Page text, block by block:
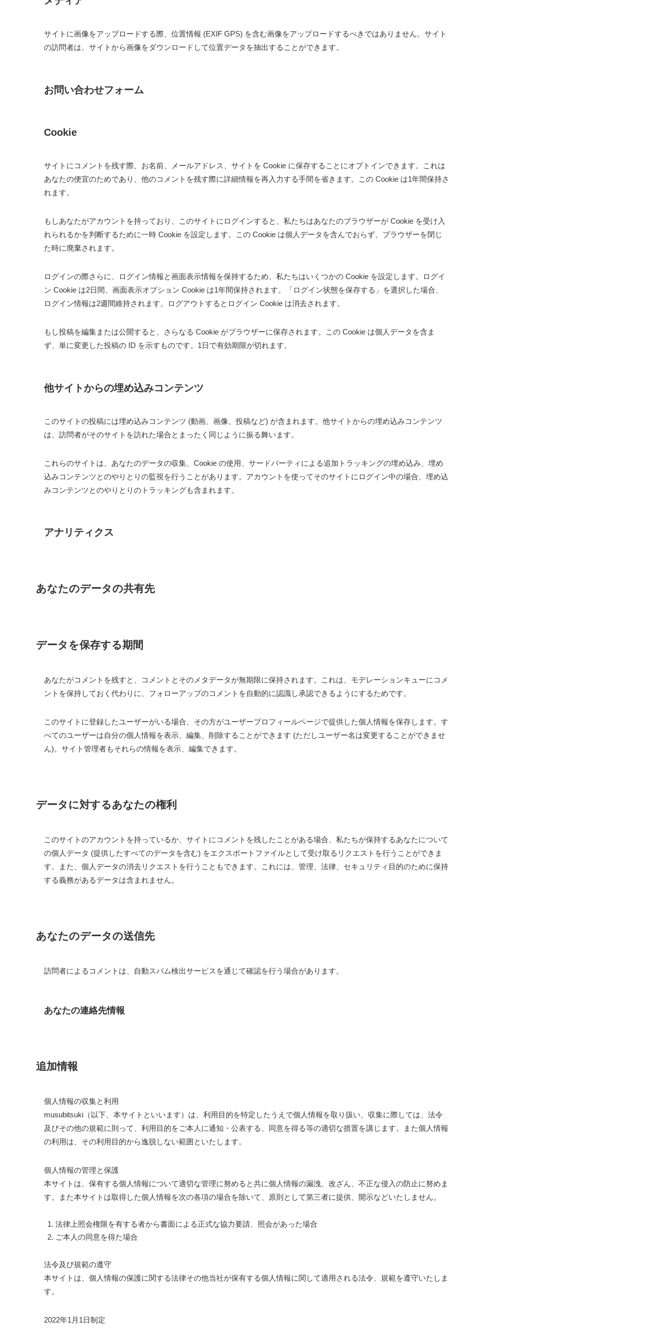
サイトに画像をアップロードする際、位置情報 (EXIF GPS) を含む画像をアップロードするべきではありません。サイト
の訪問者は、サイトから画像をダウンロードして位置データを抽出することができます。
お問い合わせフォーム
Cookie
サイトにコメントを残す際、お名前、メールアドレス、サイトを Cookie に保存することにオプトインできます。これは
あなたの便宜のためであり、他のコメントを残す際に詳細情報を再入力する手間を省きます。この Cookie は1年間保持さ
れます。
もしあなたがアカウントを持っており、このサイトにログインすると、私たちはあなたのブラウザーが Cookie を受け入
れられるかを判断するために一時 Cookie を設定します。この Cookie は個人データを含んでおらず、ブラウザーを閉じ
た時に廃棄されます。
ログインの際さらに、ログイン情報と画面表示情報を保持するため、私たちはいくつかの Cookie を設定します。ログイ
ン Cookie は2日間、画面表示オプション Cookie は1年間保持されます。「ログイン状態を保存する」を選択した場合、
ログイン情報は2週間維持されます。ログアウトするとログイン Cookie は消去されます。
もし投稿を編集または公開すると、さらなる Cookie がブラウザーに保存されます。この Cookie は個人データを含ま
ず、単に変更した投稿の ID を示すものです。1日で有効期限が切れます。
他サイトからの埋め込みコンテンツ
このサイトの投稿には埋め込みコンテンツ (動画、画像、投稿など) が含まれます。他サイトからの埋め込みコンテンツ
は、訪問者がそのサイトを訪れた場合とまったく同じように振る舞います。
これらのサイトは、あなたのデータの収集、Cookie の使用、サードパーティによる追加トラッキングの埋め込み、埋め
込みコンテンツとのやりとりの監視を行うことがあります。アカウントを使ってそのサイトにログイン中の場合、埋め込
みコンテンツとのやりとりのトラッキングも含まれます。
アナリティクス
あなたのデータの共有先
データを保存する期間
あなたがコメントを残すと、コメントとそのメタデータが無期限に保持されます。これは、モデレーションキューにコメ
ントを保持しておく代わりに、フォローアップのコメントを自動的に認識し承認できるようにするためです。
このサイトに登録したユーザーがいる場合、その方がユーザープロフィールページで提供した個人情報を保存します。す
べてのユーザーは自分の個人情報を表示、編集、削除することができます (ただしユーザー名は変更することができませ
ん)。サイト管理者もそれらの情報を表示、編集できます。
データに対するあなたの権利
このサイトのアカウントを持っているか、サイトにコメントを残したことがある場合、私たちが保持するあなたについて
の個人データ (提供したすべてのデータを含む) をエクスポートファイルとして受け取るリクエストを行うことができま
す。また、個人データの消去リクエストを行うこともできます。これには、管理、法律、セキュリティ目的のために保持
する義務があるデータは含まれません。
あなたのデータの送信先
訪問者によるコメントは、自動スパム検出サービスを通じて確認を行う場合があります。
あなたの連絡先情報
追加情報
個人情報の収集と利用
musubitsuki（以下、本サイトといいます）は、利用目的を特定したうえで個人情報を取り扱い、収集に際しては、法令
及びその他の規範に則って、利用目的をご本人に通知・公表する、同意を得る等の適切な措置を講じます。また個人情報
の利用は、その利用目的から逸脱しない範囲といたします。
個人情報の管理と保護
本サイトは、保有する個人情報について適切な管理に努めると共に個人情報の漏洩、改ざん、不正な侵入の防止に努めま
す。また本サイトは取得した個人情報を次の各項の場合を除いて、原則として第三者に提供、開示などいたしません。
法律上照会権限を有する者から書面による正式な協力要請、照会があった場合
ご本人の同意を得た場合
法令及び規範の遵守
本サイトは、個人情報の保護に関する法律その他当社が保有する個人情報に関して適用される法令、規範を遵守いたしま
す。
2022年1月1日制定